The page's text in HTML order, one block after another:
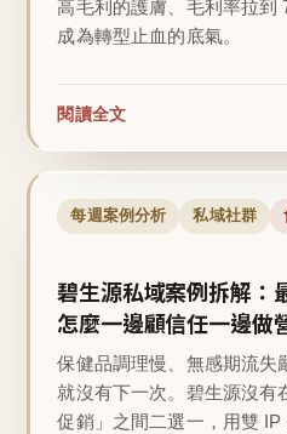
高毛利的護膚、毛利率拉到
成為轉型止血的底氣。
閱讀全文
每週案例分析 私域社群
碧生源私域案例拆解：
怎麼一邊顧信任一邊做
保健品調理慢、無感期流失
就沒有下一次。碧生源沒有
促銷」之間二選一，用雙